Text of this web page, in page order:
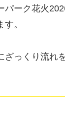
パーク花火
。
ざっくり流れ